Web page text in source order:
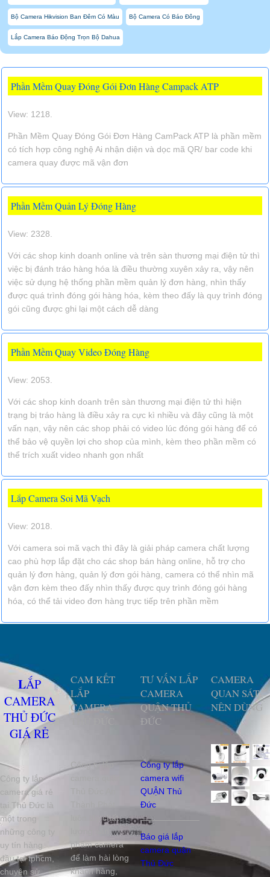
Bộ Camera Hikvision Ban Đêm Có Màu Bộ Camera Có Báo Đông
Lắp Camera Báo Động Trọn Bộ Dahua
Phần Mềm Quay Đóng Gói Đơn Hàng Campack ATP
View: 1218.
Phần Mềm Quay Đóng Gói Đơn Hàng CamPack ATP là phần mềm
có tích hợp công nghệ Ai nhận diện và dọc mã QR/ bar code khi
camera quay được mã vận đơn
Phần Mềm Quản Lý Đóng Hàng
View: 2328.
Với các shop kinh doanh online và trên sàn thương mại điện tử thì
việc bị đánh tráo hàng hóa là điều thường xuyên xảy ra, vậy nên
việc sử dụng hệ thống phần mềm quản lý đơn hàng, nhìn thấy
được quá trình đóng gói hàng hóa, kèm theo đấy là quy trình đóng
gói cũng được ghi lại một cách dễ dàng
Phần Mềm Quay Video Đóng Hàng
View: 2053.
Với các shop kinh doanh trên sàn thương mại điện tử thì hiện
trạng bị tráo hàng là điều xảy ra cực kì nhiều và đây cũng là một
vấn nạn, vậy nên các shop phải có video lúc đóng gói hàng để có
thể bảo vệ quyền lợi cho shop của mình, kèm theo phần mềm có
thể trích xuất video nhanh gọn nhất
Lắp Camera Soi Mã Vạch
View: 2018.
Với camera soi mã vạch thì đây là giải pháp camera chất lượng
cao phù hợp lắp đặt cho các shop bán hàng online, hỗ trợ cho
quản lý đơn hàng, quản lý đơn gói hàng, camera có thể nhìn mã
vận đơn kèm theo đấy nhìn thấy được quy trình đóng gói hàng
hóa, có thể tải video đơn hàng trực tiếp trên phần mềm
LẮP
CAMERA
THỦ ĐỨC
GIÁ RẺ
Công ty lắp
camera giá rẻ
tại Thủ Đức là
một trong
những công ty
uy tín hàng
đầu tại tphcm,
chuyên sử
CAM KẾT
LẮP
CAMERA
Công ty lắp
luôn lấy chất
phẩm camera
để làm hài lòng
khách hàng,
TƯ VẤN LẮP
CAMERA
QUẬN THỦ
ĐỨC
Công ty lắp
camera wifi
QUẬN Thủ
Đức
Báo giá lắp
camera quận
Thủ Đức
CAMERA
QUAN SÁT
NÊN DÙNG